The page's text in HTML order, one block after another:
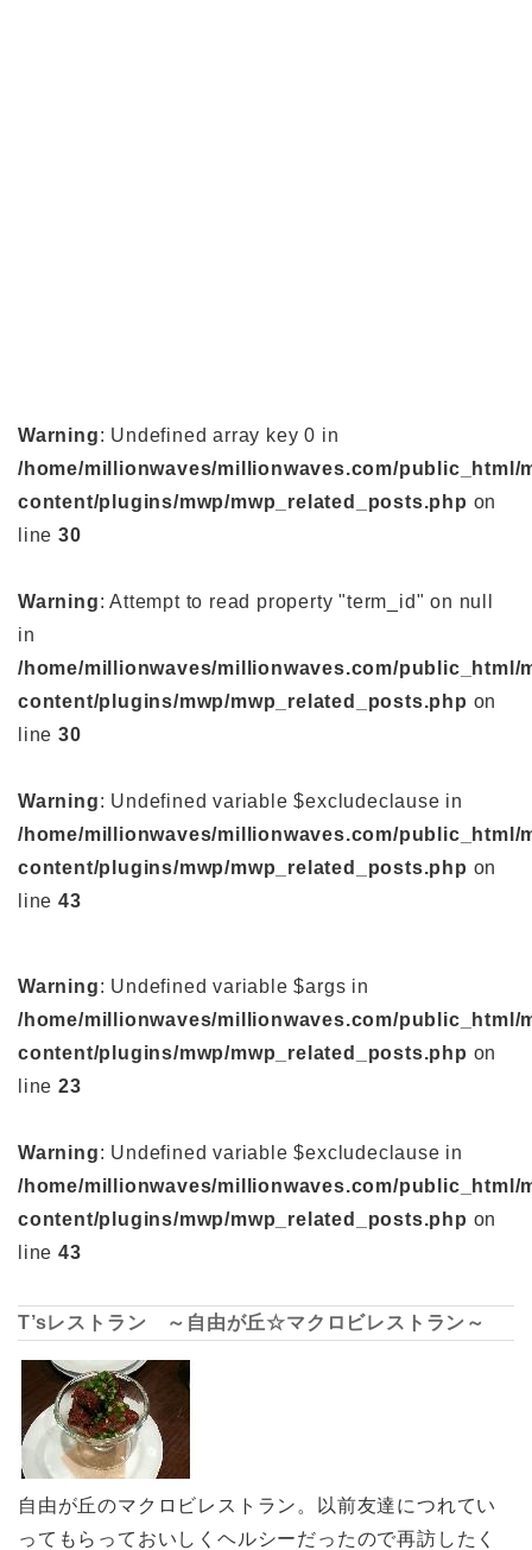
Warning: Undefined array key 0 in
/home/millionwaves/millionwaves.com/public_html/
content/plugins/mwp/mwp_related_posts.php on
line 30
Warning: Attempt to read property "term_id" on null
in
/home/millionwaves/millionwaves.com/public_html/
content/plugins/mwp/mwp_related_posts.php on
line 30
Warning: Undefined variable $excludeclause in
/home/millionwaves/millionwaves.com/public_html/
content/plugins/mwp/mwp_related_posts.php on
line 43
Warning: Undefined variable $args in
/home/millionwaves/millionwaves.com/public_html/
content/plugins/mwp/mwp_related_posts.php on
line 23
Warning: Undefined variable $excludeclause in
/home/millionwaves/millionwaves.com/public_html/
content/plugins/mwp/mwp_related_posts.php on
line 43
T’sレストラン ～自由が丘☆マクロビレストラン～
自由が丘のマクロビレストラン。以前友達につれてい
ってもらっておいしくヘルシーだったので再訪したく